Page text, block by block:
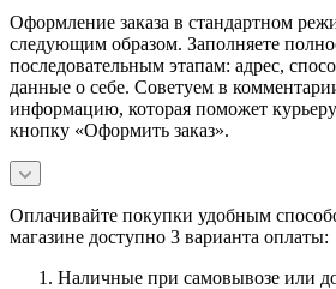
Оформление заказа в стандартном
следующим образом. Заполняете
последовательным этапам: адрес,
данные о себе. Советуем в
информацию, которая поможет
кнопку «Оформить заказ».
Оплачивайте покупки удобным
магазине доступно 3 варианта оплаты:
Наличные при самовывозе или